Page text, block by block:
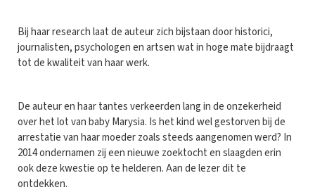
Bij haar research laat de auteur zich bijstaan door historici,
journalisten, psychologen en artsen wat in hoge mate bijdraagt
tot de kwaliteit van haar werk.
De auteur en haar tantes verkeerden lang in de onzekerheid
over het lot van baby Marysia. Is het kind wel gestorven bij de
arrestatie van haar moeder zoals steeds aangenomen werd? In
2014 ondernamen zij een nieuwe zoektocht en slaagden erin
ook deze kwestie op te helderen. Aan de lezer dit te
ontdekken.